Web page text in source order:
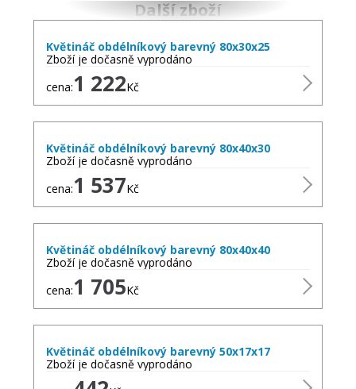
Další zboží
Květináč obdélníkový barevný 80x30x25
Zboží je dočasně vyprodáno
cena:1 222Kč
Květináč obdélníkový barevný 80x40x30
Zboží je dočasně vyprodáno
cena:1 537Kč
Květináč obdélníkový barevný 80x40x40
Zboží je dočasně vyprodáno
cena:1 705Kč
Květináč obdélníkový barevný 50x17x17
Zboží je dočasně vyprodáno